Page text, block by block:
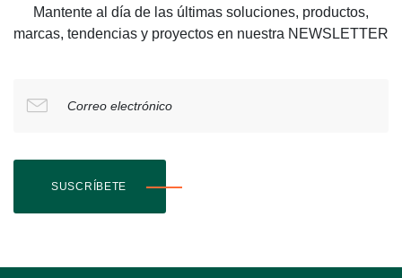
Mantente al día de las últimas soluciones, productos,
marcas, tendencias y proyectos en nuestra NEWSLETTER
Correo electrónico
SUSCRÍBETE